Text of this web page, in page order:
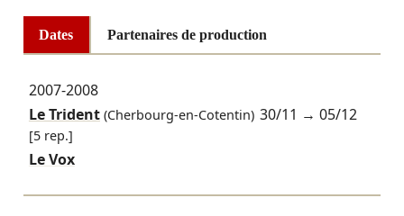
Dates Partenaires de production
2007-2008
Le Trident(Cherbourg-en-Cotentin) 30/11 →05/12
[5 rep.]
Le Vox